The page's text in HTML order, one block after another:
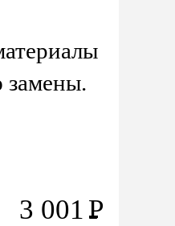
замены.
3 001 Р